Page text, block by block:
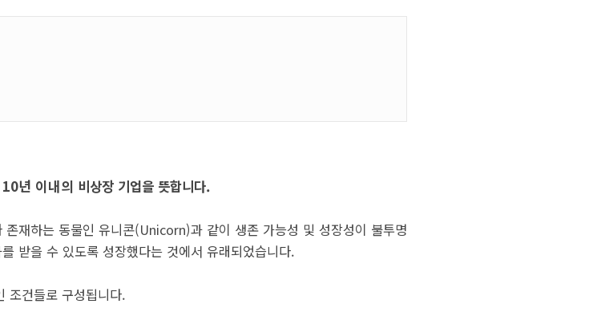
10년 이내의 비상장 기업을 뜻합니다.
재하는 동물인 유니콘(Unicorn)과 같이 생존 가능성 및 성장성이 불투명
받을 수 있도록 성장했다는 것에서 유래되었습니다.
조건들로 구성됩니다.